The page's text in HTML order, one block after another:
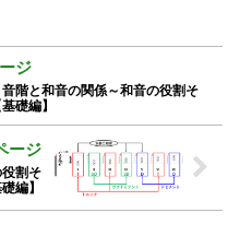
役割そ
編】
音階と和音の関係～和音の役割そ
礎編】